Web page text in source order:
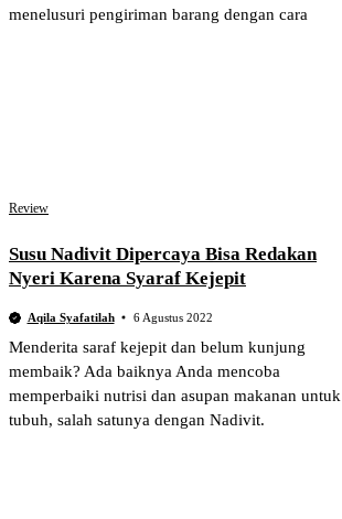
menelusuri pengiriman barang dengan cara
Review
Susu Nadivit Dipercaya Bisa Redakan
Nyeri Karena Syaraf Kejepit
Aqila Syafatilah 6 Agustus 2022
Menderita saraf kejepit dan belum kunjung
membaik? Ada baiknya Anda mencoba
memperbaiki nutrisi dan asupan makanan untuk
tubuh, salah satunya dengan Nadivit.